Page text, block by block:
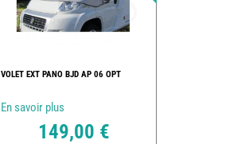
VOLET EXT PANO BJD AP 06 OPT
En savoir plus
149,00 €